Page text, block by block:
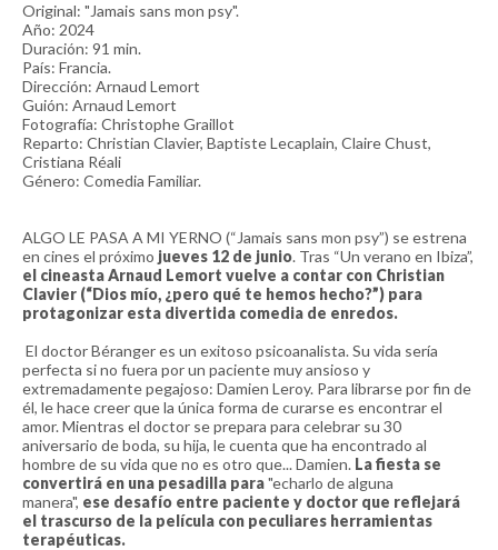
Original: "Jamais sans mon psy".
Año: 2024
Duración: 91 min.
País: Francia.
Dirección: Arnaud Lemort
Guión: Arnaud Lemort
Fotografía: Christophe Graillot
Reparto: Christian Clavier, Baptiste Lecaplain, Claire Chust,
Cristiana Réali
Género: Comedia Familiar.
ALGO LE PASA A MI YERNO (“Jamais sans mon psy”) se estrena
en cines el próximo jueves 12 de junio. Tras “Un verano en Ibiza”,
el cineasta Arnaud Lemort vuelve a contar con Christian
Clavier (“Dios mío, ¿pero qué te hemos hecho?”) para
protagonizar esta divertida comedia de enredos.
El doctor Béranger es un exitoso psicoanalista. Su vida sería
perfecta si no fuera por un paciente muy ansioso y
extremadamente pegajoso: Damien Leroy. Para librarse por fin de
él, le hace creer que la única forma de curarse es encontrar el
amor. Mientras el doctor se prepara para celebrar su 30
aniversario de boda, su hija, le cuenta que ha encontrado al
hombre de su vida que no es otro que... Damien. La fiesta se
convertirá en una pesadilla para"echarlo de alguna
manera", ese desafío entre paciente y doctor que reflejará
el trascurso de la película con peculiares herramientas
terapéuticas.